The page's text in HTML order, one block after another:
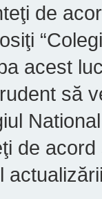
de
acest
să
de